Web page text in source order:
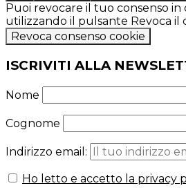
Puoi revocare il tuo consenso in
utilizzando il pulsante Revoca il
Revoca consenso cookie
ISCRIVITI ALLA
Nome
Cognome
Indirizzo email:
Ho letto e accetto la privacy